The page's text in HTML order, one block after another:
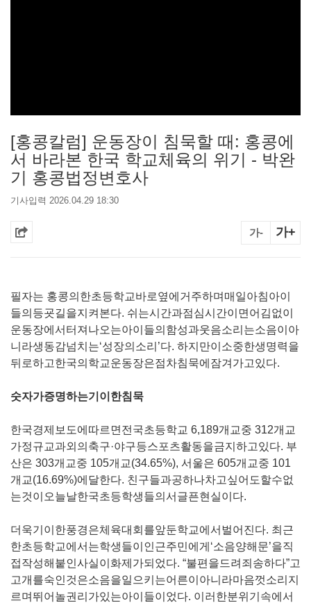
[홍콩칼럼] 운동장이 침묵할 때: 홍콩에
서 바라본 한국 학교체육의 위기 - 박완
기 홍콩법정변호사
기사입력 2026.04.29 18:30
가- 가+
필자는 홍콩의한초등학교바로옆에거주하며매일아침아이
들의등굣길을지켜본다. 쉬는시간과점심시간이면어김없이
운동장에서터져나오는아이들의함성과웃음소리는소음이아
니라생동감넘치는‘성장의소리’다. 하지만이소중한생명력을
뒤로하고한국의학교운동장은점차침묵에잠겨가고있다.
숫자가증명하는기이한침묵
한국경제보도에따르면전국초등학교 6,189개교중 312개교
가정규교과외의축구·야구등스포츠활동을금지하고있다. 부
산은 303개교중 105개교(34.65%), 서울은 605개교중 101
개교(16.69%)에달한다. 친구들과공하나차고싶어도할수없
는것이오늘날한국초등학생들의서글픈현실이다.
더욱기이한풍경은체육대회를앞둔학교에서벌어진다. 최근
한초등학교에서는학생들이인근주민에게‘소음양해문’을직
접작성해붙인사실이화제가되었다. “불편을드려죄송하다”고
고개를숙인것은소음을일으키는어른이아니라마음껏소리지
르며뛰어놀권리가있는아이들이었다. 이러한분위기속에서